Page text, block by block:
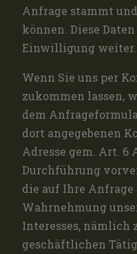
Anfrage stammt
können. Diese
Einwilligung weiter.
Wenn Sie uns per
zukommen lassen,
dem
dort angegebenen
Adresse gem. Art. 6
Durchführung
die auf Ihre
Wahrnehmung
Interesses, nämlich
geschäftlichen